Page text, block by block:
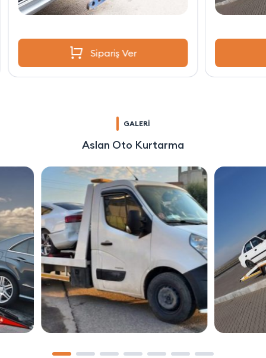
Sipariş Ver
GALERİ
Aslan Oto Kurtarma